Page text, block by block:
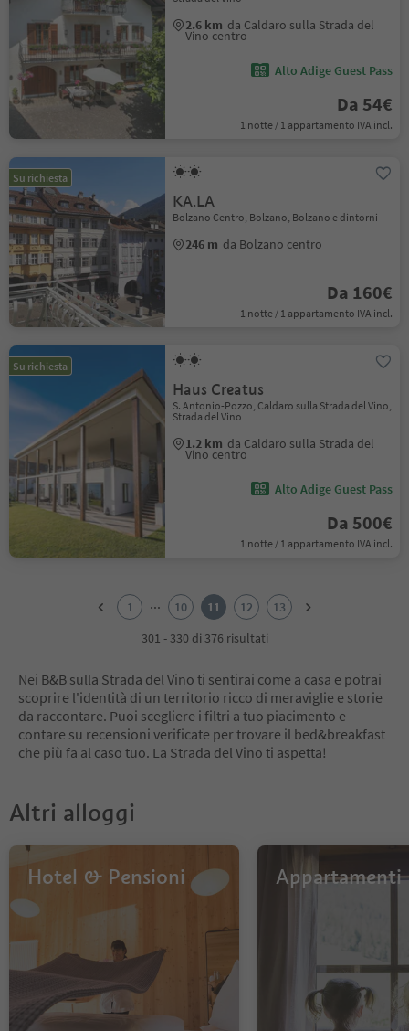
2.6 km da Caldaro sulla Strada del
Vino centro
Alto Adige Guest Pass
Da 54€
1 notte / 1 appartamento IVA incl.
Su richiesta
KA.LA
Bolzano Centro, Bolzano, Bolzano e dintorni
246 m da Bolzano centro
Da 160€
1 notte / 1 appartamento IVA incl.
Su richiesta
Haus Creatus
S. Antonio-Pozzo, Caldaro sulla Strada del Vino,
Strada del Vino
1.2 km da Caldaro sulla Strada del
Vino centro
Alto Adige Guest Pass
Da 500€
1 notte / 1 appartamento IVA incl.
10
11
13
1 ... 10 11 12
13
301 - 330 di 376 risultati
Nei B&B sulla Strada del Vino ti sentirai come a casa e potrai
scoprire l'identità di un territorio ricco di meraviglie e storie
da raccontare. Puoi scegliere i filtri a tuo piacimento e
contare su recensioni verificate per trovare il bed&breakfast
che più fa al caso tuo. La Strada del Vino ti aspetta!
Altri alloggi
Hotel & Pensioni Appartamenti